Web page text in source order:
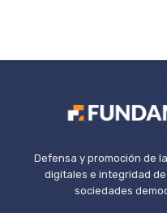
Defensa y promoción de
digitales e integridad
sociedades